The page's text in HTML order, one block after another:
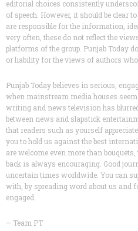
editorial choices consistently
of speech. However, it should be clear
are responsible for the information,
very often, these do not reflect the
platforms of the group. Punjab Today
or liability for the views of authors
Punjab Today believes in serious,
when mainstream media houses
writing and news television has
between news and slapstick
that readers such as yourself
you to hold us against the best
are welcome even more than
back is always encouraging. Good
uncertain times worldwide. You can
with, by spreading word about us and
engaged.
— Team PT